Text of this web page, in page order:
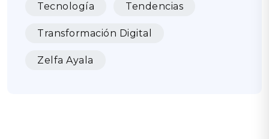
Tecnología Tendencias
Transformación Digital
Zelfa Ayala